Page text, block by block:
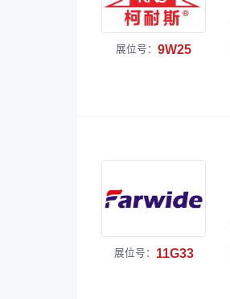
展位号：9W25
展位号： 11G33